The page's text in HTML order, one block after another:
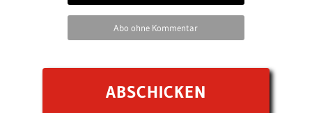
Abo ohne Kommentar